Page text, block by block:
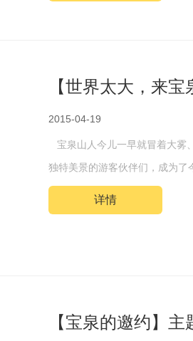
【世界太大，来
2015-04-19
宝泉山人今儿一早就冒着大雾
独特美景的游客伙伴们，成为了
详情
【宝泉的邀约】